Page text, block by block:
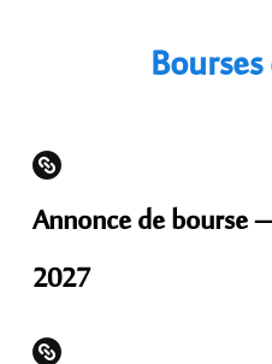
Annonce de bourse
2027